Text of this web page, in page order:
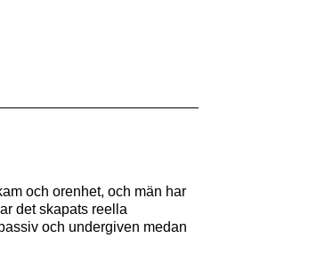
och orenhet, och män har
det skapats reella
och undergiven medan